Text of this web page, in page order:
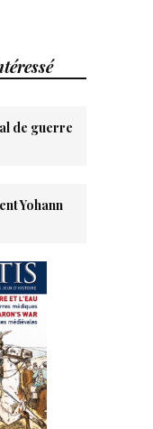
de guerre
Yohann